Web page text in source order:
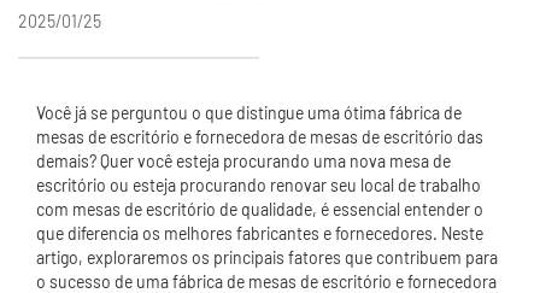
2025/01/25
Você já se perguntou o que distingue uma ótima fábrica de
mesas de escritório e fornecedora de mesas de escritório das
demais? Quer você esteja procurando uma nova mesa de
escritório ou esteja procurando renovar seu local de trabalho
com mesas de escritório de qualidade, é essencial entender o
que diferencia os melhores fabricantes e fornecedores. Neste
artigo, exploraremos os principais fatores que contribuem para
o sucesso de uma fábrica de mesas de escritório e fornecedora